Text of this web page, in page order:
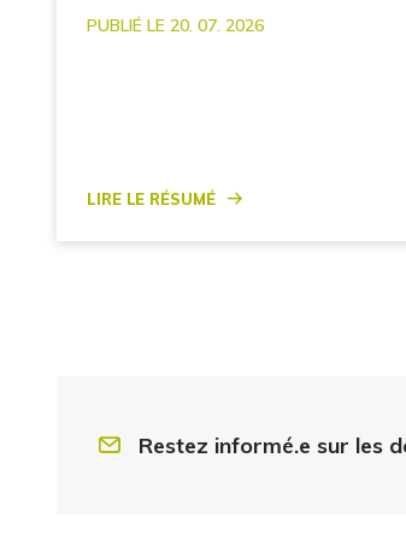
PUBLIÉ LE 20. 07. 2026
Lire le résumé
Restez informé.e sur les